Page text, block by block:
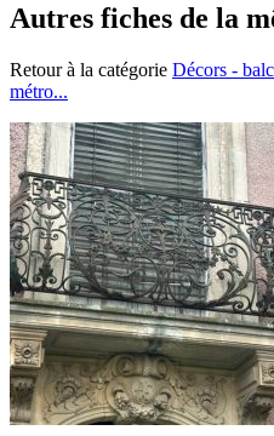
Autres fiches de la
Retour à la catégorie Décors -
métro...